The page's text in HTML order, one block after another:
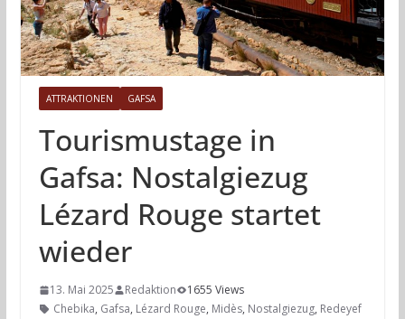
ATTRAKTIONEN GAFSA
Tourismustage in
Gafsa: Nostalgiezug
Lézard Rouge startet
wieder
13. Mai 2025 Redaktion
1655 Views
Chebika, Gafsa, Lézard Rouge, Midès, Nostalgiezug, Redeyef